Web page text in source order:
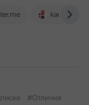
#Отличия